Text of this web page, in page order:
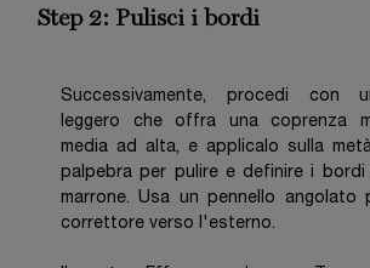
Step 2: Pulisci i bordi
Successivamente, procedi con
leggero che offra una coprenza
media ad alta, e applicalo sulla
palpebra per pulire e definire i
marrone. Usa un pennello angolato
correttore verso l'esterno.